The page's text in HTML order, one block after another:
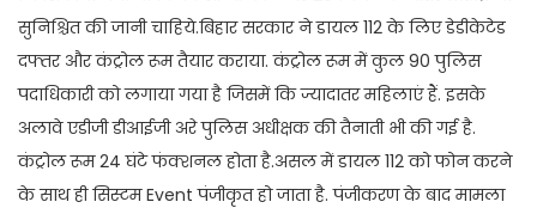
सुनिश्चित की जानी चाहिये.बिहार सरकार ने डायल 112 के लिए डेडीकेटेड
दफ्तर और कंट्रोल रूम तैयार कराया. कंट्रोल रूम में कुल 90 पुलिस
पदाधिकारी को लगाया गया है जिसमें कि ज्यादातर महिलाएं हैं. इसके
अलावे एडीजी डीआईजी अरे पुलिस अधीक्षक की तैनाती भी की गई है.
कंट्रोल रूम 24 घंटे फंक्शनल होता है.असल में डायल 112 को फोन करने
के साथ ही सिस्टम Event पंजीकृत हो जाता है. पंजीकरण के बाद मामला